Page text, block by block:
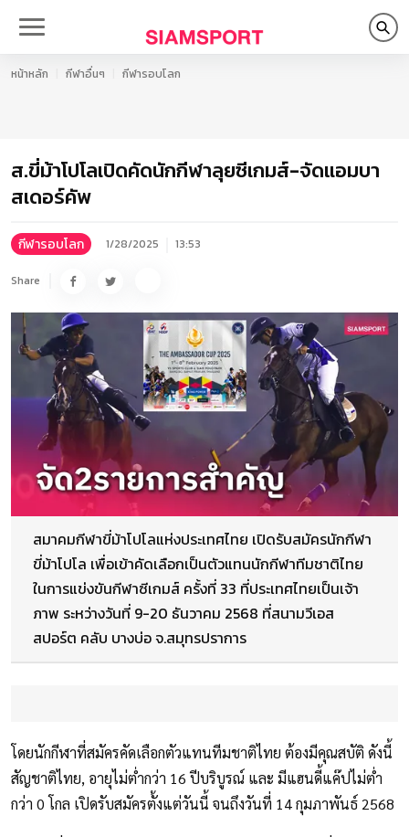
หน้าหลัก กีฬาอื่นๆ กีฬารอบโลก
ส.ขี่ม้าโปโลเปิดคัดนักกีฬาลุยซีเกมส์-จัดแอมบา
สเดอร์คัพ
กีฬารอบโลก 1/28/2025 13:53
Share
สมาคมกีฬาขี่ม้าโปโลแห่งประเทศไทย เปิดรับสมัครนักกีฬา
ขี่ม้าโปโล เพื่อเข้าคัดเลือกเป็นตัวแทนนักกีฬาทีมชาติไทย
ในการแข่งขันกีฬาซีเกมส์ ครั้งที่ 33 ที่ประเทศไทยเป็นเจ้า
ภาพ ระหว่างวันที่ 9-20 ธันวาคม 2568 ที่สนามวีเอส
สปอร์ต คลับ บางบ่อ จ.สมุทรปราการ
โดยนักกีฬาที่สมัครคัดเลือกตัวแทนทีมชาติไทย ต้องมีคุณสบัติ ดังนี้
สัญชาติไทย, อายุไม่ต่ำกว่า 16 ปีบริบูรณ์ และ มีแฮนดี้แค๊ปไม่ต่ำ
กว่า 0 โกล เปิดรับสมัครตั้งแต่วันนี้ จนถึงวันที่ 14 กุมภาพันธ์ 2568